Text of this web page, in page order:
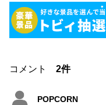
コメント 2件
POPCORN